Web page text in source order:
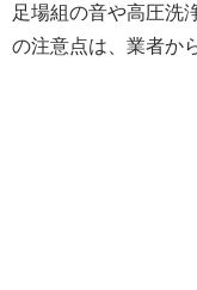
足場組の音や高圧洗
の注意点は、業者か